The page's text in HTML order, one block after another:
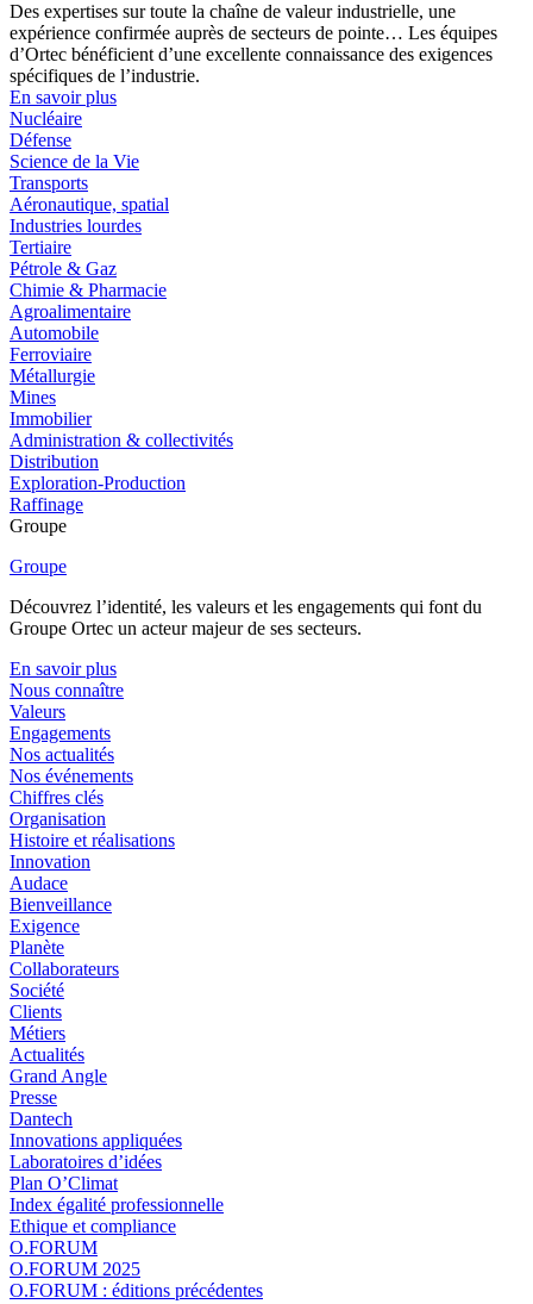
Des expertises sur toute la chaîne de valeur industrielle, une
expérience confirmée auprès de secteurs de pointe… Les équipes
d’Ortec bénéficient d’une excellente connaissance des exigences
spécifiques de l’industrie.
En savoir plus
Nucléaire
Défense
Science de la Vie
Transports
Aéronautique, spatial
Industries lourdes
Tertiaire
Pétrole & Gaz
Chimie & Pharmacie
Agroalimentaire
Automobile
Ferroviaire
Métallurgie
Mines
Immobilier
Administration & collectivités
Distribution
Exploration-Production
Raffinage
Groupe
Groupe
Découvrez l’identité, les valeurs et les engagements qui font du
Groupe Ortec un acteur majeur de ses secteurs.
En savoir plus
Nous connaître
Valeurs
Engagements
Nos actualités
Nos événements
Chiffres clés
Organisation
Histoire et réalisations
Innovation
Audace
Bienveillance
Exigence
Planète
Collaborateurs
Société
Clients
Métiers
Actualités
Grand Angle
Presse
Dantech
Innovations appliquées
Laboratoires d’idées
Plan O’Climat
Index égalité professionnelle
Ethique et compliance
O.FORUM
O.FORUM 2025
O.FORUM : éditions précédentes